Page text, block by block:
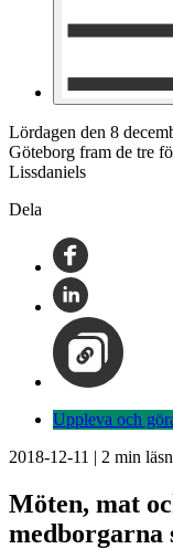
Lördagen den 8
Göteborg fram de tre
Lissdaniels
Dela
Uppleva och
2018-12-11 | 2 min
Möten, mat